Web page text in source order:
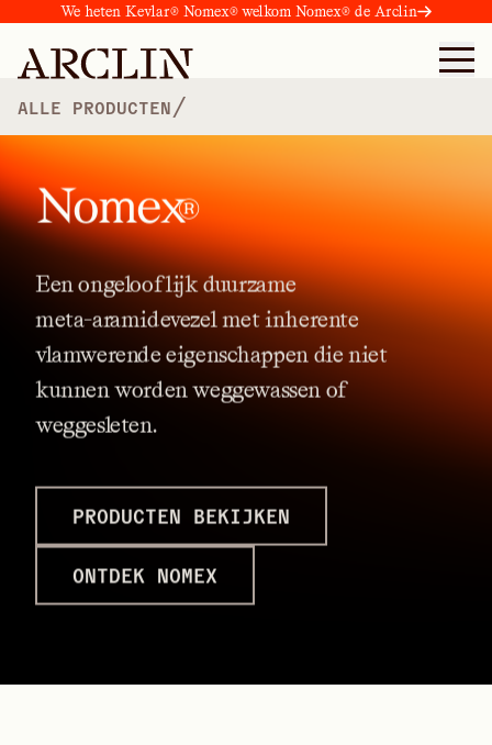
We heten Kevlar® Nomex® welkom Nomex® de Arclin
ALLE PRODUCTEN /
Nomex®
Eenongelooflijkduurzame
meta-aramidevezelmetinherente
vlamwerende eigenschappen die niet
kunnenwordenweggewassen of
weggesleten.
PRODUCTEN BEKIJKEN
ONTDEK NOMEX